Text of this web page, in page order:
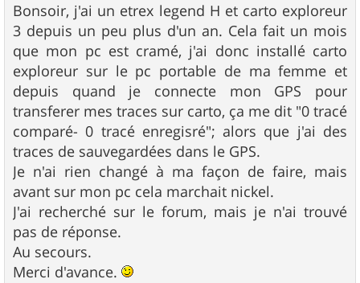
s
s
a
g
e
Bonsoir, j'ai un etrex legend H et carto exploreur
3 depuis un peu plus d'un an. Cela fait un mois
que mon pc est cramé, j'ai donc installé carto
exploreur sur le pc portable de ma femme et
depuis quand je connecte mon GPS pour
transferer mes traces sur carto, ça me dit "0 tracé
comparé- 0 tracé enregisré"; alors que j'ai des
traces de sauvegardées dans le GPS.
Je n'ai rien changé à ma façon de faire, mais
avant sur mon pc cela marchait nickel.
J'ai recherché sur le forum, mais je n'ai trouvé
pas de réponse.
Au secours.
Merci d'avance.